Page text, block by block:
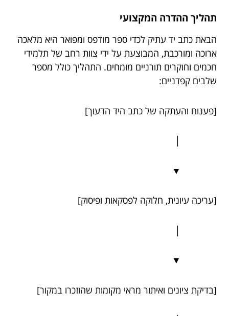
תהליך ההדרה המקצועי
הבאת כתב יד עתיק לכדי ספר מודפס ומפואר היא מלאכה
ארוכה ומורכבת, המבוצעת על ידי צוות רחב של תלמידי
חכמים וחוקרים תורניים מומחים. התהליך כולל מספר
שלבים קפדניים:
[פענוח והעתקה של כתב היד הדעוך]
▼
[עריכה עיונית, חלוקה לפסקאות ופיסוק]
▼
[בדיקת ציונים ואיתור מראי מקומות שהוזכרו במקור]